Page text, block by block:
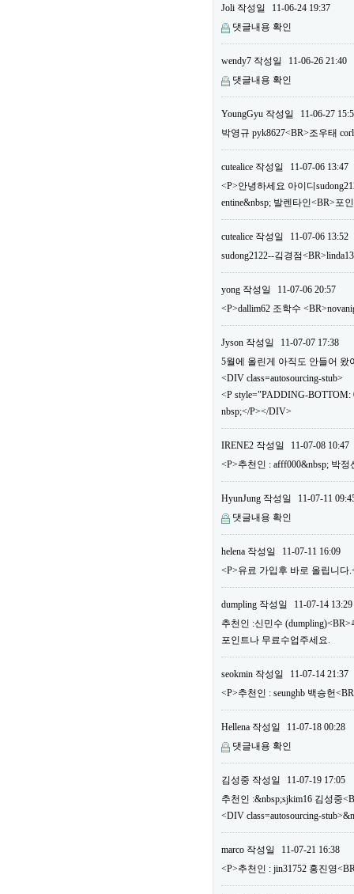
Joli 작성일
11-06-24 19:37
댓글내용 확인
wendy7 작성일
11-06-26 21:40
댓글내용 확인
YoungGyu 작성일
11-06-27
박영규 pyk8627<BR>조우태
cutealice 작성일
11-07-06 13:47
<P>안녕하세요 아이디
entine&nbsp; 발렌타인<BR>포
cutealice 작성일
11-07-06 13:52
sudong2122--깈경점
yong 작성일
11-07-06 20:57
<P>dallim62 조학수
Jyson 작성일
11-07-07 17:38
5월에 올린게 아직도 안들어 왔
<DIV class=autosourcing-stub>
<P style="PADDING-
nbsp;</P></DIV>
IRENE2 작성일
11-07-08 10:47
<P>추천인 : afff000&nbsp; 박
HyunJung 작성일
11-07-11
댓글내용 확인
helena 작성일
11-07-11 16:09
<P>유료 가입후 바로 올립니다
dumpling 작성일
11-07-14 13:29
추천인 :신민수
포인트나 무료수업주세요.
seokmin 작성일
11-07-14 21:37
<P>추천인 : seunghb 백승헌
Hellena 작성일
11-07-18 00:28
댓글내용 확인
김성중 작성일
11-07-19 17:05
추천인 :&nbsp;sjkim16 김성중
<DIV class=autosourcing-
marco 작성일
11-07-21 16:38
<P>추천인 : jin31752 홍진영